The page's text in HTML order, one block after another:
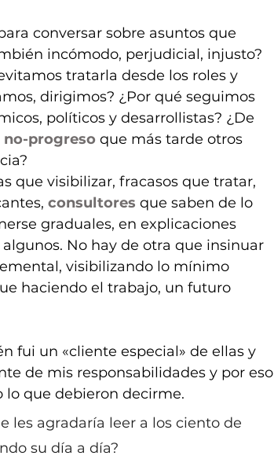
conversar sobre asuntos que
incómodo, perjudicial, injusto?
tratarla desde los roles y
dirigimos? ¿Por qué seguimos
políticos y desarrollistas? ¿De
no-progreso que más tarde otros
que visibilizar, fracasos que tratar,
consultores que saben de lo
graduales, en explicaciones
No hay de otra que insinuar
visibilizando lo mínimo
haciendo el trabajo, un futuro
fui un «cliente especial» de ellas y
de mis responsabilidades y por eso
que debieron decirme.
les agradaría leer a los ciento de
su día a día?